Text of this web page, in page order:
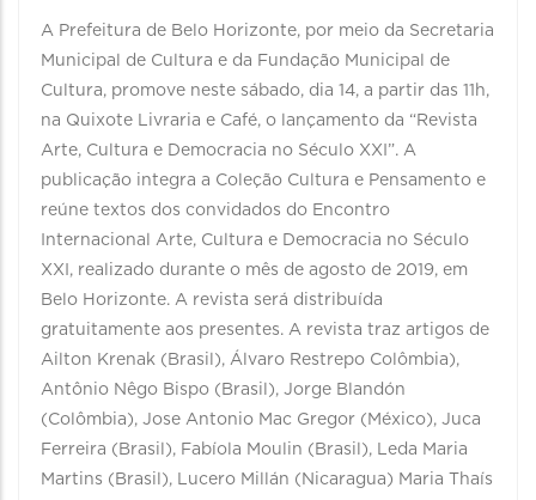
A Prefeitura de Belo Horizonte, por meio da Secretaria
Municipal de Cultura e da Fundação Municipal de
Cultura, promove neste sábado, dia 14, a partir das 11h,
na Quixote Livraria e Café, o lançamento da “Revista
Arte, Cultura e Democracia no Século XXI”. A
publicação integra a Coleção Cultura e Pensamento e
reúne textos dos convidados do Encontro
Internacional Arte, Cultura e Democracia no Século
XXI, realizado durante o mês de agosto de 2019, em
Belo Horizonte. A revista será distribuída
gratuitamente aos presentes. A revista traz artigos de
Ailton Krenak (Brasil), Álvaro Restrepo Colômbia),
Antônio Nêgo Bispo (Brasil), Jorge Blandón
(Colômbia), Jose Antonio Mac Gregor (México), Juca
Ferreira (Brasil), Fabíola Moulin (Brasil), Leda Maria
Martins (Brasil), Lucero Millán (Nicaragua) Maria Thaís